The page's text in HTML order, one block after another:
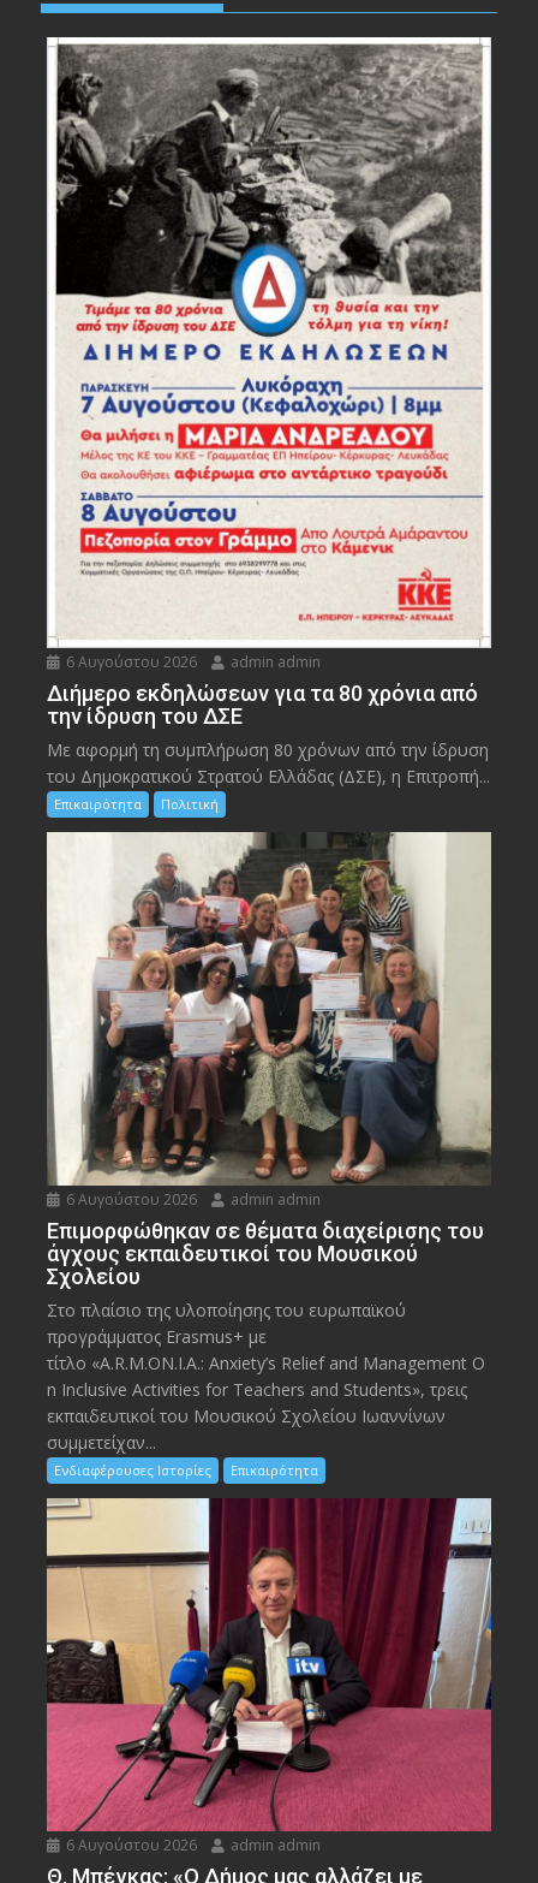
6 Αυγούστου 2026 admin admin
Διήμερο εκδηλώσεων για τα 80 χρόνια από
την ίδρυση του ΔΣΕ
Με αφορμή τη συμπλήρωση 80 χρόνων από την ίδρυση
του Δημοκρατικού Στρατού Ελλάδας (ΔΣΕ), η Επιτροπή...
Επικαιρότητα Πολιτική
6 Αυγούστου 2026 admin admin
Eπιμορφώθηκαν σε θέματα διαχείρισης του
άγχους εκπαιδευτικοί του Μουσικού
Σχολείου
Στο πλαίσιο της υλοποίησης του ευρωπαϊκού
προγράμματος Erasmus+ με
τίτλο «A.R.M.ON.I.A.: Anxiety’s Relief and Management O
n Inclusive Activities for Teachers and Students», τρεις
εκπαιδευτικοί του Μουσικού Σχολείου Ιωαννίνων
συμμετείχαν...
Ενδιαφέρουσες Ιστορίες Επικαιρότητα
6 Αυγούστου 2026 admin admin
Θ. Μπέγκας: «Ο Δήμος μας αλλάζει με